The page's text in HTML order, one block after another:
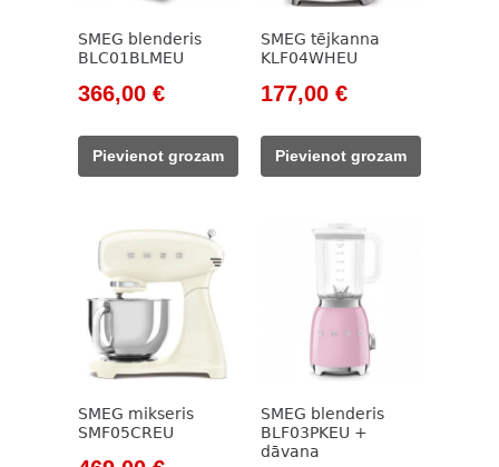
SMEG blenderis
BLC01BLMEU
Original
was:
416,00 €.
366,00 €Current
366,00 €.
Pievienot grozam
SMEG tējkanna
KLF04WHEU
Original
was:
203,00 €.
177,00 €Current
177,00 €.
Pievienot grozam
SMEG mikseris
SMF05CREU
Original
Current
SMEG blenderis
BLF03PKEU +
dāvana